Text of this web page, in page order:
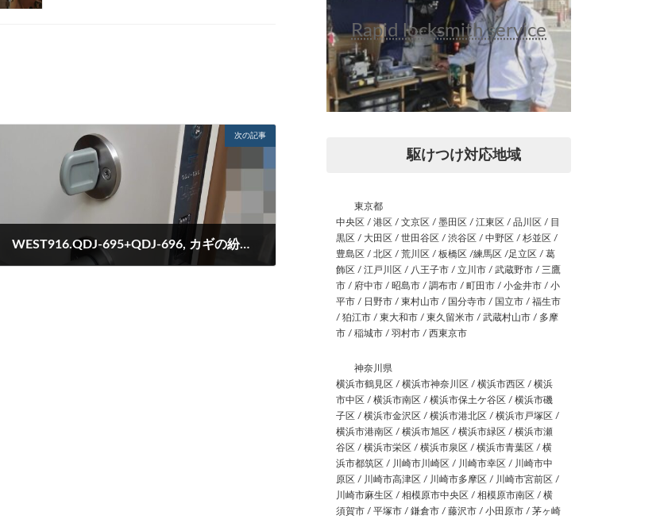
次の記事
WEST916.QDJ-695+QDJ-696, カギの紛失玄関解錠
Rapid locksmith service
駆けつけ対応地域
東京都
中央区 / 港区 / 文京区 / 墨田区 / 江東区 / 品川区 / 目
黒区 / 大田区 / 世田谷区 / 渋谷区 / 中野区 / 杉並区 /
豊島区 / 北区 / 荒川区 / 板橋区 /練馬区 /足立区 / 葛
飾区 / 江戸川区 / 八王子市 / 立川市 / 武蔵野市 / 三鷹
市 / 府中市 / 昭島市 / 調布市 / 町田市 / 小金井市 / 小
平市 / 日野市 / 東村山市 / 国分寺市 / 国立市 / 福生市
/ 狛江市 / 東大和市 / 東久留米市 / 武蔵村山市 / 多摩
市 / 稲城市 / 羽村市 / 西東京市
神奈川県
横浜市鶴見区 / 横浜市神奈川区 / 横浜市西区 / 横浜
市中区 / 横浜市南区 / 横浜市保土ケ谷区 / 横浜市磯
子区 / 横浜市金沢区 / 横浜市港北区 / 横浜市戸塚区 /
横浜市港南区 / 横浜市旭区 / 横浜市緑区 / 横浜市瀬
谷区 / 横浜市栄区 / 横浜市泉区 / 横浜市青葉区 / 横
浜市都筑区 / 川崎市川崎区 / 川崎市幸区 / 川崎市中
原区 / 川崎市高津区 / 川崎市多摩区 / 川崎市宮前区 /
川崎市麻生区 / 相模原市中央区 / 相模原市南区 / 横
須賀市 / 平塚市 / 鎌倉市 / 藤沢市 / 小田原市 / 茅ヶ崎